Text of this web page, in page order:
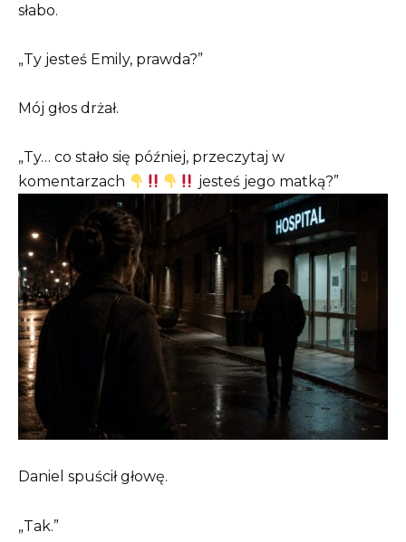
słabo.
„Ty jesteś Emily, prawda?”
Mój głos drżał.
„Ty… co stało się później, przeczytaj w
komentarzach
jesteś jego matką?”
Daniel spuścił głowę.
„Tak.”